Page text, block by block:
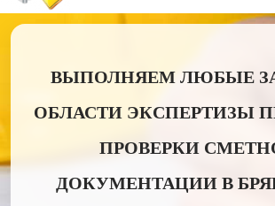
ВЫПОЛНЯЕМ ЛЮБЫЕ
ОБЛАСТИ ЭКСПЕРТИЗЫ
ПРОВЕРКИ
ДОКУМЕНТАЦИИ В